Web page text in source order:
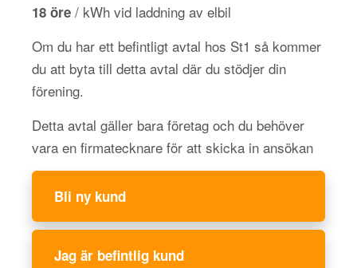
18 öre / kWh vid laddning av elbil
Om du har ett befintligt avtal hos St1 så kommer
du att byta till detta avtal där du stödjer din
förening.
Detta avtal gäller bara företag och du behöver
vara en firmatecknare för att skicka in ansökan
Bli ny kund
Jag är befintlig kund